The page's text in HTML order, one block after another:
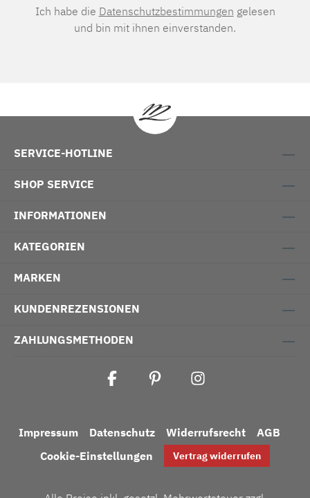
Ich habe die Datenschutzbestimmungen gelesen
und bin mit ihnen einverstanden.
SERVICE-HOTLINE
SHOP SERVICE
INFORMATIONEN
KATEGORIEN
MARKEN
KUNDENREZENSIONEN
ZAHLUNGSMETHODEN
Impressum Datenschutz Widerrufsrecht
AGB
Cookie-Einstellungen
Vertrag widerrufen